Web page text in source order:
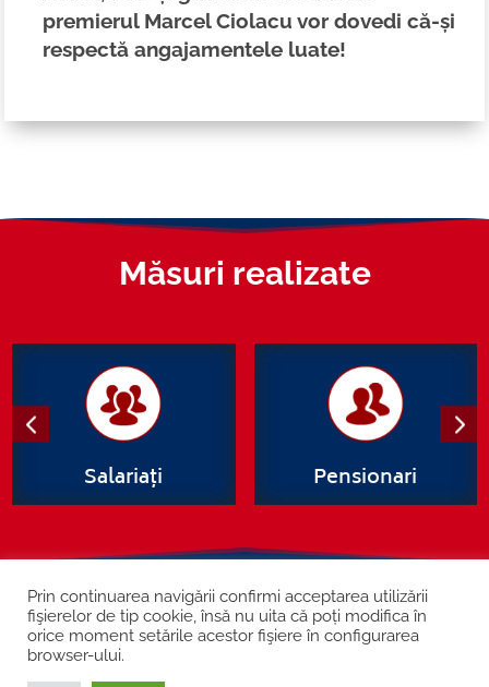
premierul Marcel Ciolacu vor dovedi că-și
respectă angajamentele luate!
Măsuri realizate
Salariați Pensionari
Șos. Kiseleff nr. 10, București
Contact
Cookie și GDPR
Prin continuarea navigării confirmi acceptarea utilizării
fişierelor de tip cookie, însă nu uita că poți modifica în
orice moment setările acestor fişiere în configurarea
browser-ului.